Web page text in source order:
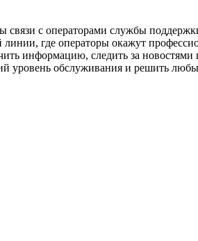
с операторами службы
где операторы окажут
информацию, следить за
уровень обслуживания и решить